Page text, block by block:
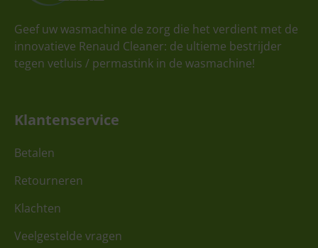
Geef uw wasmachine de zorg die het verdient met de
innovatieve Renaud Cleaner: de ultieme bestrijder
tegen vetluis / permastink in de wasmachine!
Klantenservice
Betalen
Retourneren
Klachten
Veelgestelde vragen